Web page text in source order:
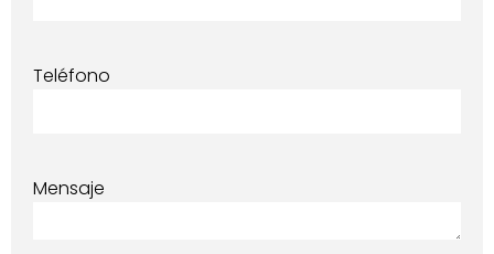
Teléfono
Mensaje